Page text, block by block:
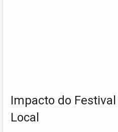
Impacto do
Local